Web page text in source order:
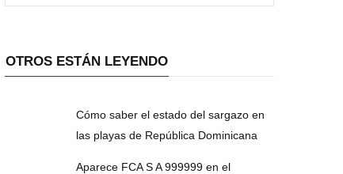
OTROS ESTÁN LEYENDO
Cómo saber el estado del sargazo en
las playas de República Dominicana
Aparece FCA S A 999999 en el